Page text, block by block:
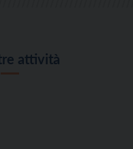
attività